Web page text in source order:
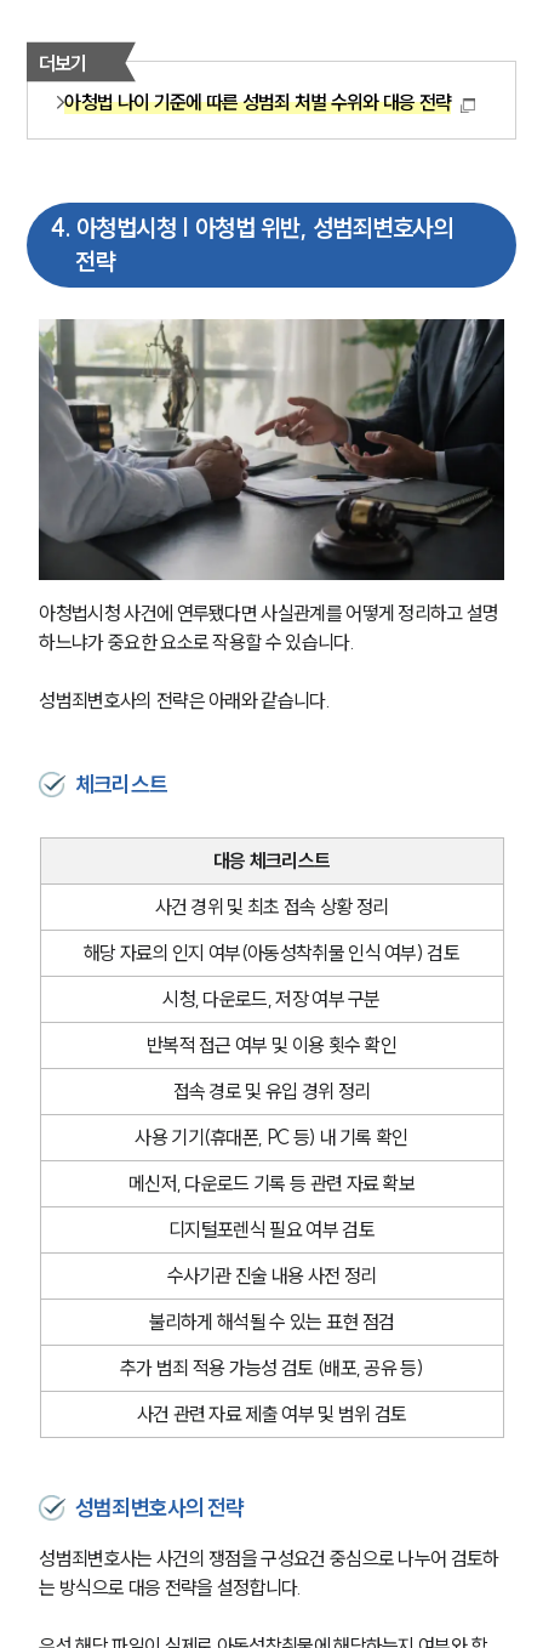
팀소개
팀소개
대륜의 강점
오시는 길
글로벌 파트너 로펌
고객의 소리
통합검색
AI대륜
업무사례
주요 업무사례
사례분석/최신동향
법률정보
법률지식인
고객후기
업무분야
성범죄대응부 업무
전체
더보기
아청법 나이 기준에 따른 성범죄 처벌 수위와 대응 전략
4. 아청법시청 | 아청법 위반, 성범죄변호사의
전략
아청법시청 사건에 연루됐다면 사실관계를 어떻게 정리하고 설명
하느냐가 중요한 요소로 작용할 수 있습니다.
성범죄변호사의 전략은 아래와 같습니다.
체크리스트
대응 체크리스트
사건 경위 및 최초 접속 상황 정리
해당 자료의 인지 여부(아동성착취물 인식 여부) 검토
시청, 다운로드, 저장 여부 구분
반복적 접근 여부 및 이용 횟수 확인
접속 경로 및 유입 경위 정리
사용 기기(휴대폰, PC 등) 내 기록 확인
메신저, 다운로드 기록 등 관련 자료 확보
디지털포렌식 필요 여부 검토
수사기관 진술 내용 사전 정리
불리하게 해석될 수 있는 표현 점검
추가 범죄 적용 가능성 검토 (배포, 공유 등)
사건 관련 자료 제출 여부 및 범위 검토
성범죄변호사의 전략
성범죄변호사는 사건의 쟁점을 구성요건 중심으로 나누어 검토하
는 방식으로 대응 전략을 설정합니다.